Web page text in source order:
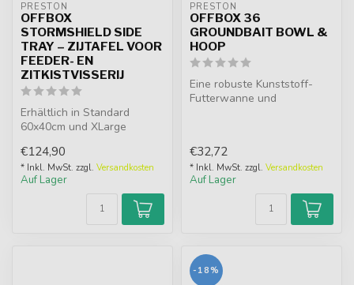
PRESTON
OFFBOX
STORMSHIELD SIDE
TRAY – ZIJTAFEL VOOR
FEEDER- EN
ZITKISTVISSERIJ
Erhältlich in Standard
60x40cm und XLarge
Seitentisch mit vers...
€124,90
* Inkl. MwSt. zzgl. Versandkosten
Auf Lager
PRESTON
OFFBOX 36
GROUNDBAIT BOWL &
HOOP
Eine robuste Kunststoff-
Futterwanne und
€32,72
* Inkl. MwSt. zzgl. Versandkosten
Auf Lager
-18%